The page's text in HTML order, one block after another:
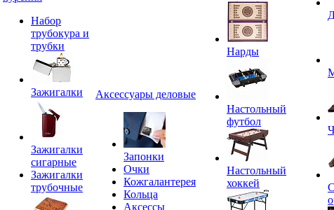
Набор
трубокура и
трубки
Зажигалки
Зажигалки
сигарные
Зажигалки
трубочные
Аксессуары деловые
Запонки
Очки
Кожгалантерея
Кольца
Аксессы
Нарды
Настольный
футбол
Настольный
хоккей